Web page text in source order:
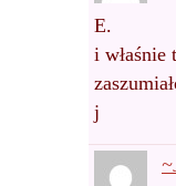
E.
i właśnie
j